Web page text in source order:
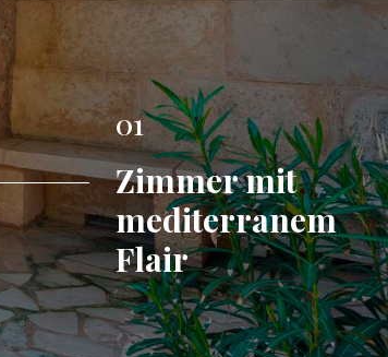
01
Zimmer mit
mediterranem
Flair
02